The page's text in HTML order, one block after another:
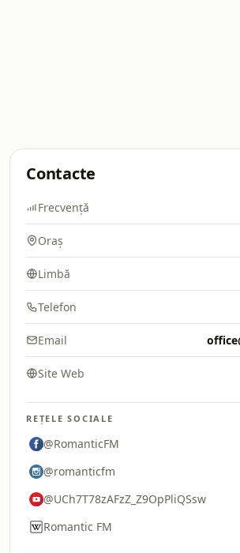
Contacte
Frecvență
Oraș
Limbă
Telefon
Email
Site Web
REȚELE SOCIALE
@RomanticFM
@romanticfm
@UCh7T78zAFzZ_Z9OpPliQSsw
Romantic FM